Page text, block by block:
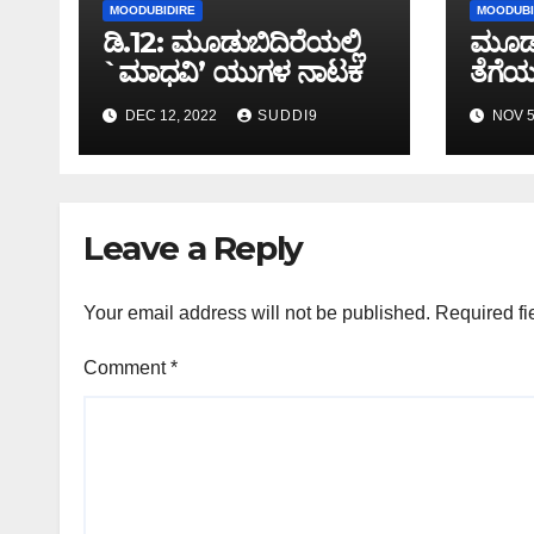
MOODUBIDIRE
ಡಿ.12: ಮೂಡುಬಿದಿರೆಯಲ್ಲಿ
`ಮಾಧವಿ’ ಯುಗಳ ನಾಟಕ
DEC 12, 2022 SUDDI9
ಬಿದ್ದು
NOV
Leave a Reply
Your email address will not be published. Required
Comment*